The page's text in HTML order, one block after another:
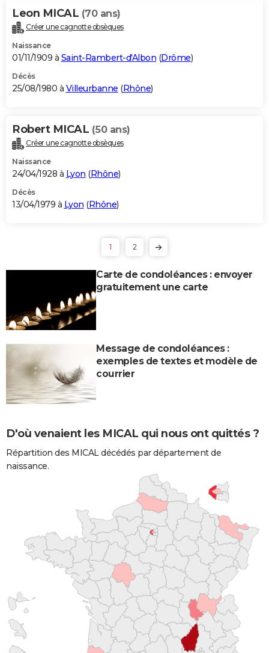
Leon MICAL (70 ans)
Créer une cagnotte obsèques
Naissance
01/11/1909 à Saint-Rambert-d'Albon (Drôme)
Décès
25/08/1980 à Villeurbanne (Rhône)
Robert MICAL (50 ans)
Créer une cagnotte obsèques
Naissance
24/04/1928 à Lyon (Rhône)
Décès
13/04/1979 à Lyon (Rhône)
1 2
Carte de condoléances : envoyer
gratuitement une carte
Message de condoléances :
exemples de textes et modèle de
courrier
D'où venaient les MICAL qui nous ont quittés ?
Répartition des MICAL décédés par département de
naissance.